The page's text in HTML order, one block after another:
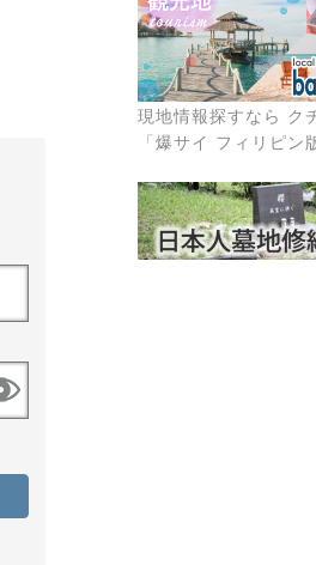
現地情報探すなら ク
「爆サイ フィリピン